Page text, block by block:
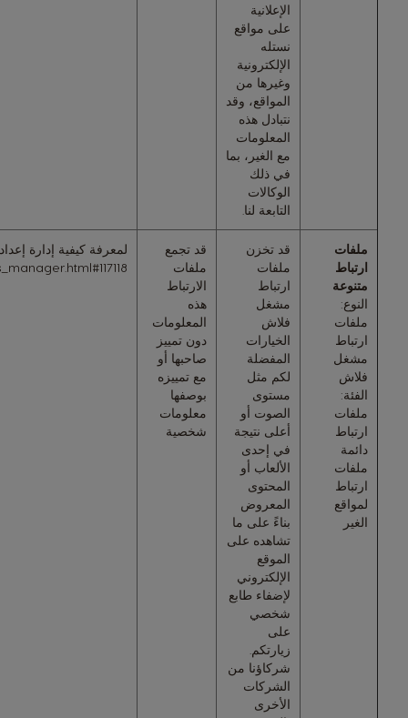
الإعلانية
على مواقع
نستله
الإلكترونية
وغيرها من
المواقع، وقد
نتبادل هذه
المعلومات
مع الغير، بما
في ذلك
الوكالات
التابعة لنا.
ملفات
ارتباط
متنوعة
النوع:
ملفات
ارتباط
مشغل
فلاش
الفئة:
ملفات
ارتباط
دائمة
ملفات
ارتباط
لمواقع
الغير
قد تخزن
ملفات
ارتباط
مشغل
فلاش
الخيارات
المفضلة
لكم مثل
مستوى
الصوت أو
أعلى نتيجة
في إحدى
الألعاب أو
المحتوى
المعروض
بناءً على ما
تشاهده على
الموقع
الإلكتروني
لإضفاء طابع
شخصي
على
زيارتكم.
شركاؤنا من
الشركات
الأخرى
قد تجمع
ملفات
الارتباط
هذه
المعلومات
دون تمييز
صاحبها أو
مع تمييزه
بوصفها
معلومات
شخصية
لمعرفة كيفية إدارة